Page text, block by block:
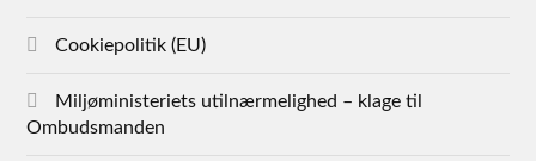
Cookiepolitik (EU)
Miljøministeriets utilnærmelighed – klage til
Ombudsmanden